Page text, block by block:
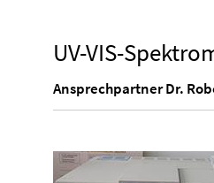
UV-VIS-
Ansprechpartner Dr.